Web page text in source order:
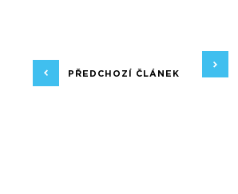
PŘEDCHOZÍ ČLÁNEK